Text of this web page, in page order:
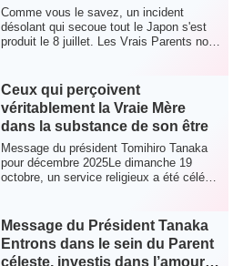
Comme vous le savez, un incident
désolant qui secoue tout le Japon s'est
produit le 8 juillet. Les Vrais Parents nous
Ceux qui perçoivent
véritablement la Vraie Mère
dans la substance de son être
Message du président Tomihiro Tanaka
pour décembre 2025Le dimanche 19
octobre, un service religieux a été célébré
Message du Président Tanaka
Entrons dans le sein du Parent
céleste, investis dans l’amour